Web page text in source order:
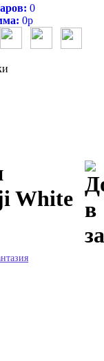
0
0р
White